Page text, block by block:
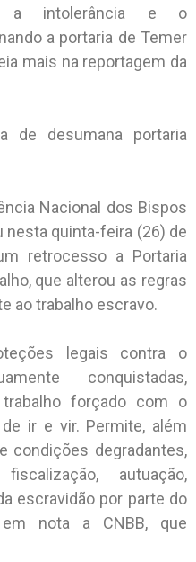
a intolerância e o
a portaria de Temer
mais na reportagem da
de desumana portaria
Nacional dos Bispos
nesta quinta-feira (26) de
retrocesso a Portaria
que alterou as regras
ao trabalho escravo.
legais contra o
conquistadas,
forçado com o
ir e vir. Permite, além
condições degradantes,
autuação,
escravidão por parte do
em nota a CNBB, que